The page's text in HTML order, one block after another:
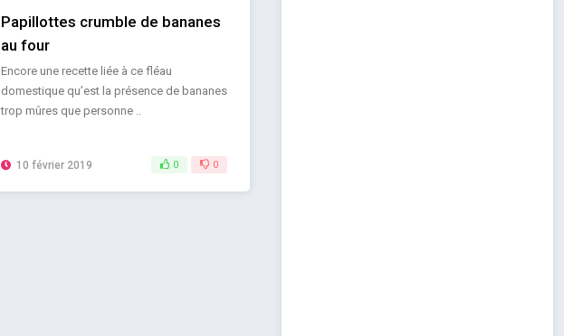
Papillottes crumble de bananes
au four
Encore une recette liée à ce fléau
domestique qu’est la présence de bananes
trop mûres que personne ..
10 février 2019 0 0